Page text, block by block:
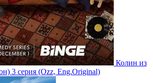
Колин из
3 серия (Ozz, Eng.Original)